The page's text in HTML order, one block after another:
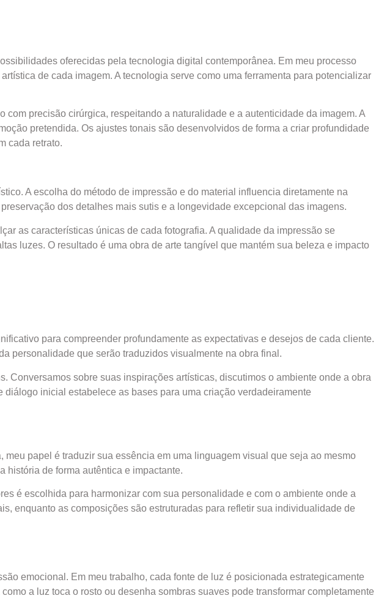
oferecidas pela tecnologia digital contemporânea. Em meu processo
de cada imagem. A tecnologia serve como uma ferramenta para potencializar
precisão cirúrgica, respeitando a naturalidade e a autenticidade da imagem. A
pretendida. Os ajustes tonais são desenvolvidos de forma a criar profundidade
cada retrato.
A escolha do método de impressão e do material influencia diretamente na
dos detalhes mais sutis e a longevidade excepcional das imagens.
as características únicas de cada fotografia. A qualidade da impressão se
luzes. O resultado é uma obra de arte tangível que mantém sua beleza e impacto
para compreender profundamente as expectativas e desejos de cada cliente.
personalidade que serão traduzidos visualmente na obra final.
Conversamos sobre suas inspirações artísticas, discutimos o ambiente onde a obra
inicial estabelece as bases para uma criação verdadeiramente
, meu papel é traduzir sua essência em uma linguagem visual que seja ao mesmo
história de forma autêntica e impactante.
é escolhida para harmonizar com sua personalidade e com o ambiente onde a
enquanto as composições são estruturadas para refletir sua individualidade de
emocional. Em meu trabalho, cada fonte de luz é posicionada estrategicamente
a luz toca o rosto ou desenha sombras suaves pode transformar completamente